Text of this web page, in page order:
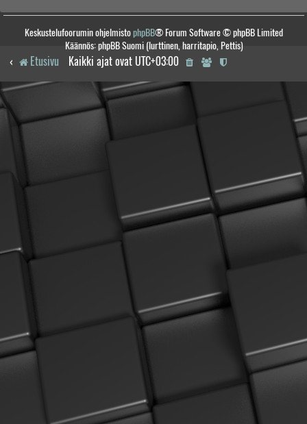
Keskustelufoorumin ohjelmistophpBB® Forum Software © phpBB Limited
Käännös: phpBB Suomi (lurttinen, harritapio, Pettis)
Etusivu Kaikki ajat ovat UTC+03:00